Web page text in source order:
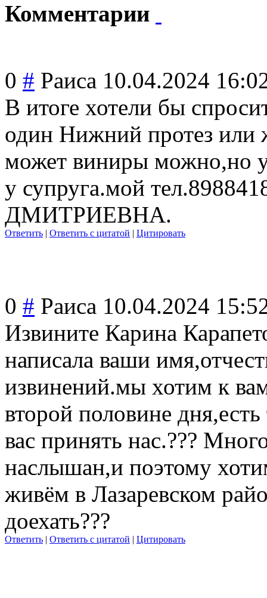
Комментарии
0 # Раиса 10.04.2024
В итоге хотели бы
один Нижний протез или
может виниры можно,но
у супруга.мой
ДМИТРИЕВНА.
Ответить | Ответить с цитатой | Цитировать
0 # Раиса 10.04.2024
Извините Карина
написала ваши
извинений.мы хотим к
второй половине
вас принять нас.???
наслышан,и поэтому
живём в Лазаревском
доехать???
Ответить | Ответить с цитатой | Цитировать